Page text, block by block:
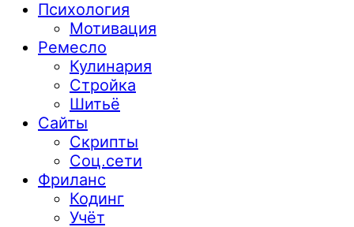
Психология
Мотивация
Ремесло
Кулинария
Стройка
Шитьё
Сайты
Скрипты
Соц.сети
Фриланс
Кодинг
Учёт